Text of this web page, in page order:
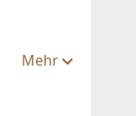
Mehr